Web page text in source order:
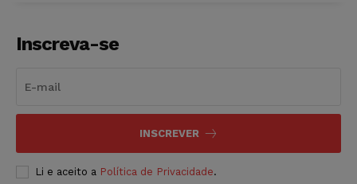
Inscreva-se
INSCREVER
Li e aceito a Política de Privacidade.